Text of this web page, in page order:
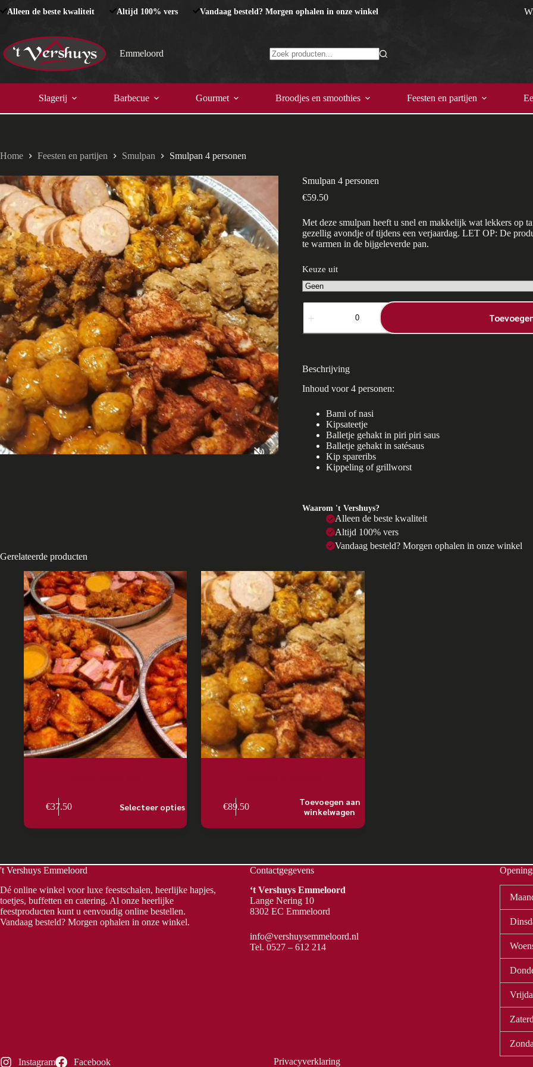
naarAlleen de beste kwaliteit Altijd 100% vers Vandaag besteld? Morgen ophalen in onze winkel
Emmeloord
Slagerij Barbecue Gourmet Broodjes en smoothies Feesten en partijen
Home Feesten en partijen Smulpan Smulpan 4 personen
Smulpan 4 personen
€59.50
Met deze smulpan heeft u snel en makkelijk wat lekkers op
gezellig avondje of tijdens een verjaardag. LET OP: De
te warmen in de bijgeleverde pan.
Keuze uit
Smulpan
aantal
Beschrijving
Inhoud voor 4 personen:
Bami of nasi
Kipsateetje
Balletje gehakt in piri piri saus
Balletje gehakt in satésaus
Kip spareribs
Kippeling of grillworst
Waarom 't Vershuys?
Alleen de beste kwaliteit
Altijd 100% vers
Vandaag besteld? Morgen ophalen in onze winkel
Gerelateerde producten
€37.50 Selecteer opties €89.50
Toevoegen aan
winkelwagen
't Vershuys Emmeloord
Dé online winkel voor luxe feestschalen, heerlijke hapjes,
toetjes, buffetten en catering. Al onze heerlijke
feestproducten kunt u eenvoudig online bestellen.
Vandaag besteld? Morgen ophalen in onze winkel.
Contactgegevens
‘t Vershuys Emmeloord
Lange Nering 10
8302 EC Emmeloord
info@vershuysemmeloord.nl
Tel. 0527 – 612 214
Instagram
Facebook Privacyverklaring